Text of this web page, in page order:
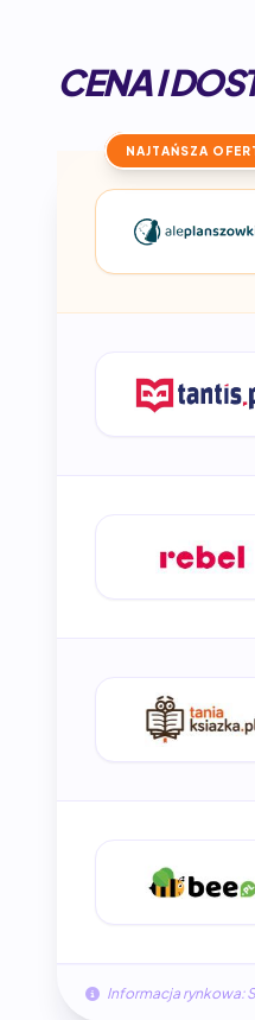
CENA I
NAJTAŃSZA
Informacja rynkowa: